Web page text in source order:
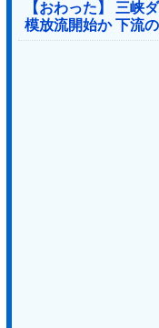
【おわった】 三峡
模放流開始か 下流
る